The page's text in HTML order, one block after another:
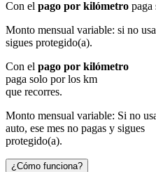
Con el pago por kilómetro paga
Monto mensual variable: si no
sigues protegido(a).
Con el pago por kilómetro
paga solo por los km
que recorres.
Monto mensual variable: Si no
auto, ese mes no pagas y sigues
protegido(a).
¿Cómo funciona?